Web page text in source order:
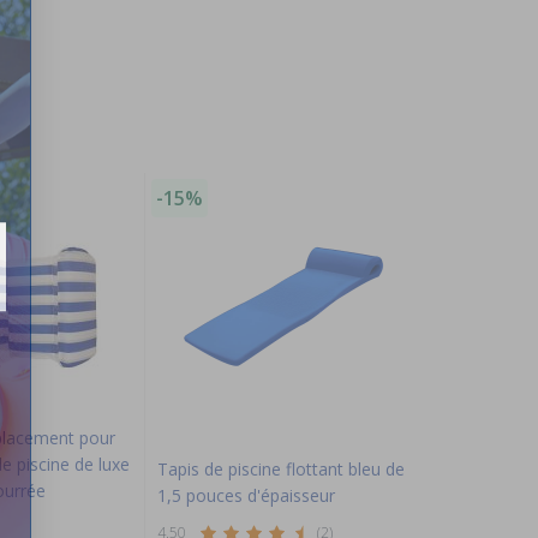
pour
piscine de luxe
-15%
Tapis de piscine flottant bleu de
1,5 pouces d'épaisseur
4.50 (2)